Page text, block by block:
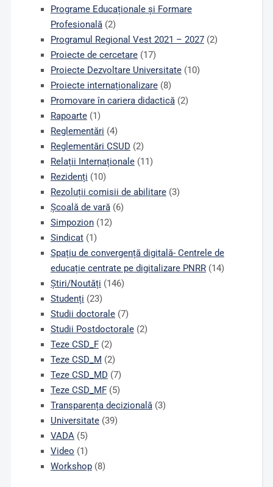
Programe Educaționale și Formare
Profesională(2)
Programul Regional Vest 2021 – 2027(2)
Proiecte de cercetare(17)
Proiecte Dezvoltare Universitate(10)
Proiecte internaționalizare(8)
Promovare în cariera didactică(2)
Rapoarte(1)
Reglementări (4)
Reglementări CSUD (2)
Relații Internaționale(11)
Rezidenți (10)
Rezoluții comisii de abilitare(3)
Școală de vară(6)
Simpozion(12)
Sindicat(1)
Spațiu de convergență digitală- Centrele de
educație centrate pe digitalizare PNRR(14)
Știri/Noutăți (146)
Studenți (23)
Studii doctorale(7)
Studii Postdoctorale(2)
Teze CSD_F(2)
Teze CSD_M (2)
Teze CSD_MD (7)
Teze CSD_MF(5)
Transparența decizională(3)
Universitate(39)
VADA(5)
Video (1)
Workshop(8)